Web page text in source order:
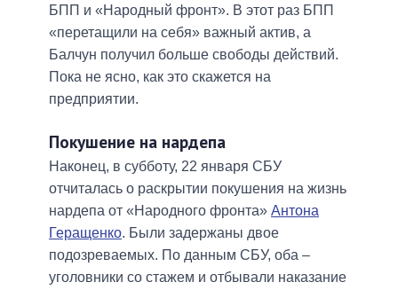
БПП и «Народный фронт». В этот раз БПП
«перетащили на себя» важный актив, а
Балчун получил больше свободы действий.
Пока не ясно, как это скажется на
предприятии.
Покушение на нардепа
Наконец, в субботу, 22 января СБУ
отчиталась о раскрытии покушения на жизнь
нардепа от «Народного фронта» Антона
Геращенко. Были задержаны двое
подозреваемых. По данным СБУ, оба –
уголовники со стажем и отбывали наказание